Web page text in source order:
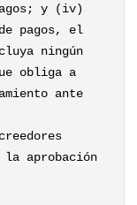
y (iv)
pagos, el
ningún
obliga a
ante
aprobación